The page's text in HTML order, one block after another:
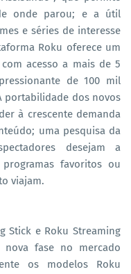
onde parou; e a útil
e séries de interesse
Roku oferece um
acesso a mais de 5
de 100 mil
portabilidade dos novos
à crescente demanda
uma pesquisa da
desejam a
favoritos ou
viajam.
Stick e Roku Streaming
fase no mercado
os modelos Roku